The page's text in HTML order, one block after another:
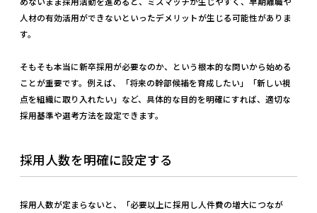
人材の有効活用ができないといったデメリットが生じる可能性がありま
す。
そもそも本当に新卒採用が必要なのか、という根本的な問いから始める
ことが重要です。例えば、「将来の幹部候補を育成したい」「新しい視
点を組織に取り入れたい」など、具体的な目的を明確にすれば、適切な
採用基準や選考方法を設定できます。
採用人数を明確に設定する
採用人数が定まらないと、「必要以上に採用し人件費の増大につなが